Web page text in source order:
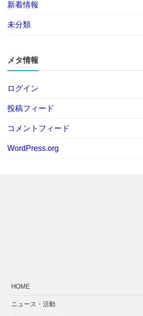
新着情報
未分類
メタ情報
ログイン
投稿フィード
コメントフィード
WordPress.org
HOME
ニュース・活動